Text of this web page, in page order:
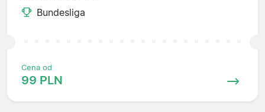
Bundesliga
Cena od
99 PLN